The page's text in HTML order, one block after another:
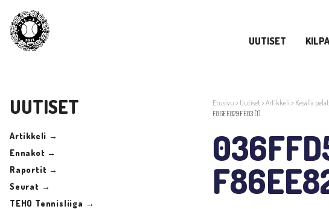
UUTISET
UUTISET
Artikkeli →
Ennakot →
Raportit →
Seurat →
TEHO Tennisliiga →
Etusivu > Uutiset>Artikkeli > Kesällä
F86EE829FE83 (1)